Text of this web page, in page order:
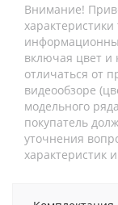
Внимание!
включая цвет и
отличаться от
видеообзоре
модельного
покупатель
уточнения
характеристик